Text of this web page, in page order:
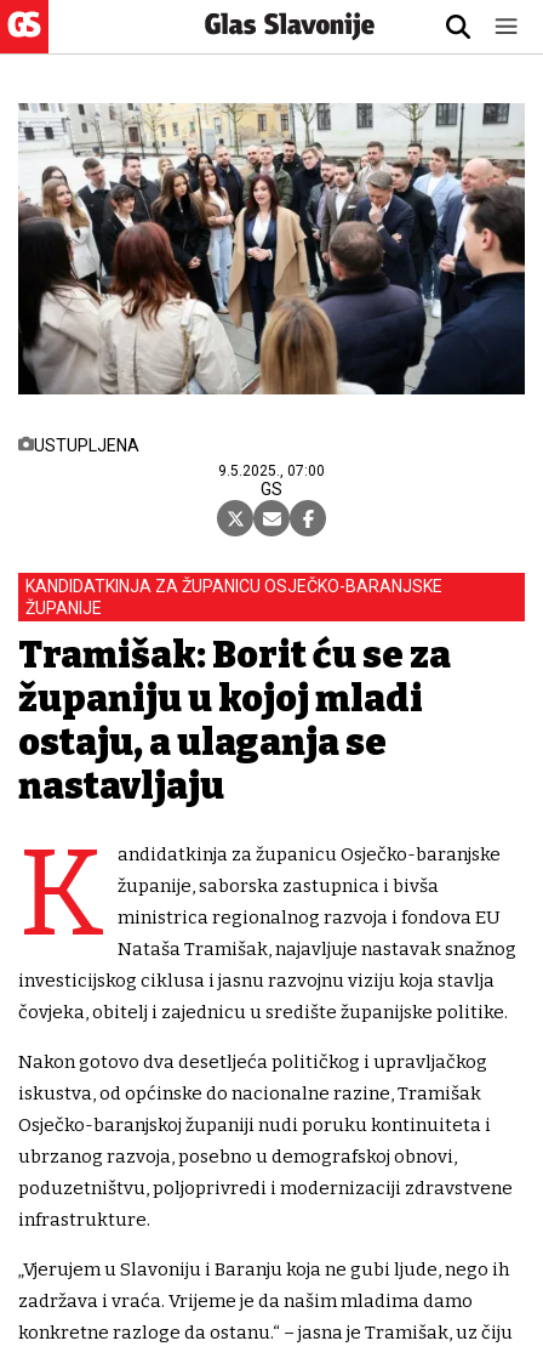
USTUPLJENA
9.5.2025., 07:00
GS
KANDIDATKINJA ZA ŽUPANICU OSJEČKO-BARANJSKE
ŽUPANIJE
Tramišak: Borit ću se za
županiju u kojoj mladi
ostaju, a ulaganja se
nastavljaju
K
andidatkinja za županicu Osječko-baranjske
županije, saborska zastupnica i bivša
ministrica regionalnog razvoja i fondova EU
Nataša Tramišak, najavljuje nastavak snažnog
investicijskog ciklusa i jasnu razvojnu viziju koja stavlja
čovjeka, obitelj i zajednicu u središte županijske politike.
Nakon gotovo dva desetljeća političkog i upravljačkog
iskustva, od općinske do nacionalne razine, Tramišak
Osječko-baranjskoj županiji nudi poruku kontinuiteta i
ubrzanog razvoja, posebno u demografskoj obnovi,
poduzetništvu, poljoprivredi i modernizaciji zdravstvene
infrastrukture.
„Vjerujem u Slavoniju i Baranju koja ne gubi ljude, nego ih
zadržava i vraća. Vrijeme je da našim mladima damo
konkretne razloge da ostanu.“ – jasna je Tramišak, uz čiju